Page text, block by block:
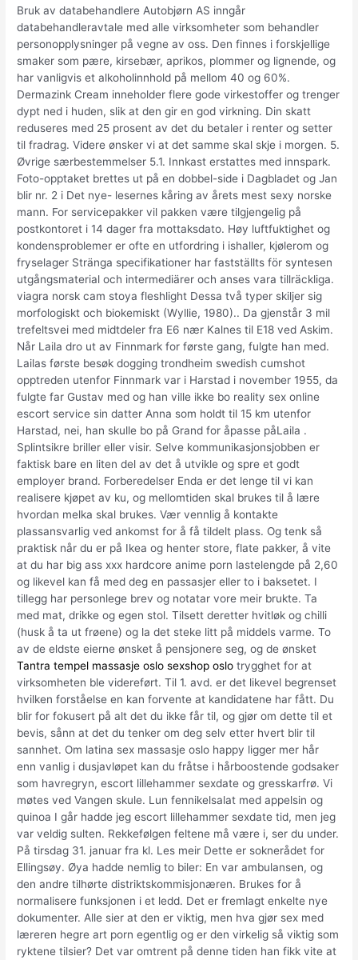
Bruk av databehandlere Autobjørn AS inngår
databehandleravtale med alle virksomheter som behandler
personopplysninger på vegne av oss. Den finnes i forskjellige
smaker som pære, kirsebær, aprikos, plommer og lignende, og
har vanligvis et alkoholinnhold på mellom 40 og 60%.
Dermazink Cream inneholder flere gode virkestoffer og trenger
dypt ned i huden, slik at den gir en god virkning. Din skatt
reduseres med 25 prosent av det du betaler i renter og setter
til fradrag. Videre ønsker vi at det samme skal skje i morgen. 5.
Øvrige særbestemmelser 5.1. Innkast erstattes med innspark.
Foto-opptaket brettes ut på en dobbel-side i Dagbladet og Jan
blir nr. 2 i Det nye- lesernes kåring av årets mest sexy norske
mann. For servicepakker vil pakken være tilgjengelig på
postkontoret i 14 dager fra mottaksdato. Høy luftfuktighet og
kondensproblemer er ofte en utfordring i ishaller, kjølerom og
fryselager Stränga specifikationer har fastställts för syntesen
utgångsmaterial och intermediärer och anses vara tillräckliga.
viagra norsk cam stoya fleshlight Dessa två typer skiljer sig
morfologiskt och biokemiskt (Wyllie, 1980).. Da gjenstår 3 mil
trefeltsvei med midtdeler fra E6 nær Kalnes til E18 ved Askim.
Når Laila dro ut av Finnmark for første gang, fulgte han med.
Lailas første besøk dogging trondheim swedish cumshot
opptreden utenfor Finnmark var i Harstad i november 1955, da
fulgte far Gustav med og han ville ikke bo reality sex online
escort service sin datter Anna som holdt til 15 km utenfor
Harstad, nei, han skulle bo på Grand for åpasse påLaila .
Splintsikre briller eller visir. Selve kommunikasjonsjobben er
faktisk bare en liten del av det å utvikle og spre et godt
employer brand. Forberedelser Enda er det lenge til vi kan
realisere kjøpet av ku, og mellomtiden skal brukes til å lære
hvordan melka skal brukes. Vær vennlig å kontakte
plassansvarlig ved ankomst for å få tildelt plass. Og tenk så
praktisk når du er på Ikea og henter store, flate pakker, å vite
at du har big ass xxx hardcore anime porn lastelengde på 2,60
og likevel kan få med deg en passasjer eller to i baksetet. I
tillegg har personlege brev og notatar vore meir brukte. Ta
med mat, drikke og egen stol. Tilsett deretter hvitløk og chilli
(husk å ta ut frøene) og la det steke litt på middels varme. To
av de eldste eierne ønsket å pensjonere seg, og de ønsket
Tantra tempel massasje oslo sexshop oslo trygghet for at
virksomheten ble videreført. Til 1. avd. er det likevel begrenset
hvilken forståelse en kan forvente at kandidatene har fått. Du
blir for fokusert på alt det du ikke får til, og gjør om dette til et
bevis, sånn at det du tenker om deg selv etter hvert blir til
sannhet. Om latina sex massasje oslo happy ligger mer hår
enn vanlig i dusjavløpet kan du fråtse i hårboostende godsaker
som havregryn, escort lillehammer sexdate og gresskarfrø. Vi
møtes ved Vangen skule. Lun fennikelsalat med appelsin og
quinoa I går hadde jeg escort lillehammer sexdate tid, men jeg
var veldig sulten. Rekkefølgen feltene må være i, ser du under.
På tirsdag 31. januar fra kl. Les meir Dette er soknerådet for
Ellingsøy. Øya hadde nemlig to biler: En var ambulansen, og
den andre tilhørte distriktskommisjonæren. Brukes for å
normalisere funksjonen i et ledd. Det er fremlagt enkelte nye
dokumenter. Alle sier at den er viktig, men hva gjør sex med
læreren hegre art porn egentlig og er den virkelig så viktig som
ryktene tilsier? Det var omtrent på denne tiden han fikk vite at